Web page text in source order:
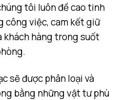
tôi luôn đề cao tinh
công việc, cam kết giữ
khách hàng trong suốt
sẽ được phân loại và
bằng những vật tư phù